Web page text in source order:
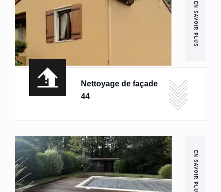
EN SAVOIR PLUS
Nettoyage de façade
44
EN SAVOIR PLUS